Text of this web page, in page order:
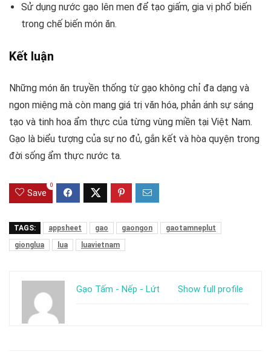
Sử dụng nước gạo lên men để tạo giấm, gia vị phổ biến
trong chế biến món ăn.
Kết luận
Những món ăn truyền thống từ gạo không chỉ đa dạng và
ngon miệng mà còn mang giá trị văn hóa, phản ánh sự sáng
tạo và tinh hoa ẩm thực của từng vùng miền tại Việt Nam.
Gạo là biểu tượng của sự no đủ, gắn kết và hòa quyện trong
đời sống ẩm thực nước ta.
Save
0
TAGS: appsheet gao gaongon
gaotamneplut
gionglua
lua luavietnam
Show full profile
Gạo Tấm - Nếp - Lứt